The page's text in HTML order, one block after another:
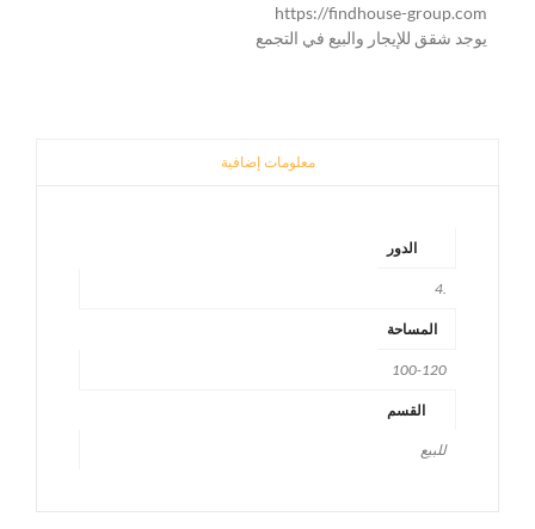
https://findhouse-group.com
يوجد شقق للإيجار والبيع في التجمع
معلومات إضافية
الدور
المساحة
100-120
القسم
للبيع